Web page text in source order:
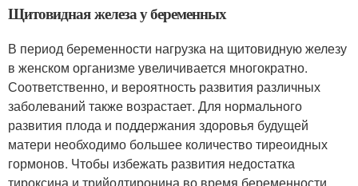
Щитовидная железа у беременных
В период беременности нагрузка на щитовидную железу
в женском организме увеличивается многократно.
Соответственно, и вероятность развития различных
заболеваний также возрастает. Для нормального
развития плода и поддержания здоровья будущей
матери необходимо большее количество тиреоидных
гормонов. Чтобы избежать развития недостатка